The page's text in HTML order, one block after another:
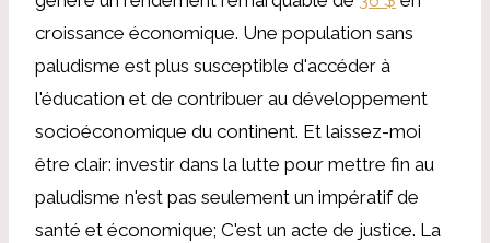
croissance économique. Une population sans
paludisme est plus susceptible d'accéder à
l'éducation et de contribuer au développement
socioéconomique du continent. Et laissez-moi
être clair: investir dans la lutte pour mettre fin au
paludisme n'est pas seulement un impératif de
santé et économique; C'est un acte de justice. La